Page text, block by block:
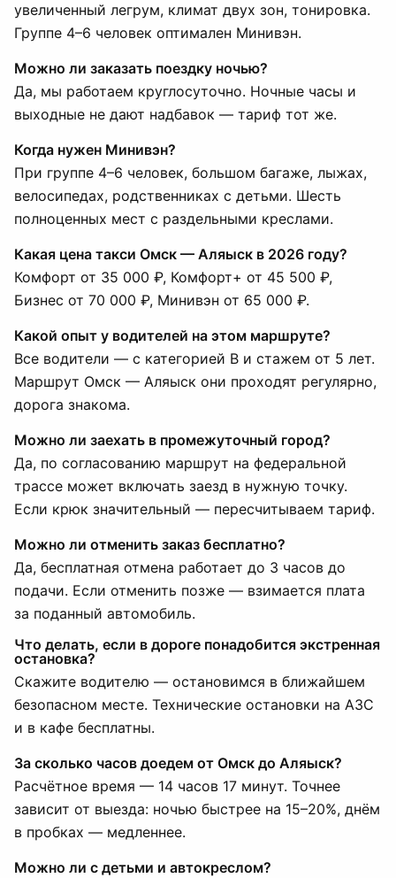
увеличенный легрум, климат двух зон, тонировка.
Группе 4–6 человек оптимален Минивэн.
Можно ли заказать поездку ночью?
Да, мы работаем круглосуточно. Ночные часы и
выходные не дают надбавок — тариф тот же.
Когда нужен Минивэн?
При группе 4–6 человек, большом багаже, лыжах,
велосипедах, родственниках с детьми. Шесть
полноценных мест с раздельными креслами.
Какая цена такси Омск — Аляыск в 2026 году?
Комфорт от 35 000 ₽, Комфорт+ от 45 500 ₽,
Бизнес от 70 000 ₽, Минивэн от 65 000 ₽.
Какой опыт у водителей на этом маршруте?
Все водители — с категорией B и стажем от 5 лет.
Маршрут Омск — Аляыск они проходят регулярно,
дорога знакома.
Можно ли заехать в промежуточный город?
Да, по согласованию маршрут на федеральной
трассе может включать заезд в нужную точку.
Если крюк значительный — пересчитываем тариф.
Можно ли отменить заказ бесплатно?
Да, бесплатная отмена работает до 3 часов до
подачи. Если отменить позже — взимается плата
за поданный автомобиль.
Что делать, если в дороге понадобится экстренная
остановка?
Скажите водителю — остановимся в ближайшем
безопасном месте. Технические остановки на АЗС
и в кафе бесплатны.
За сколько часов доедем от Омск до Аляыск?
Расчётное время — 14 часов 17 минут. Точнее
зависит от выезда: ночью быстрее на 15–20%, днём
в пробках — медленнее.
Можно ли с детьми и автокреслом?